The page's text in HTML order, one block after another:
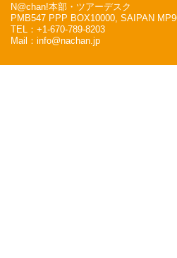
N@chan!本部・ツアーデスク
PMB547 PPP BOX10000, SAIPAN
TEL：+1-670-789-8203
Mail：info@nachan.jp